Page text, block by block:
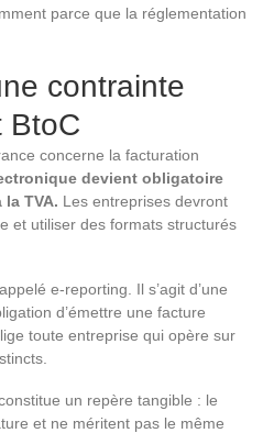
parce que la réglementation
contrainte
BtoC
concerne la facturation
devient obligatoire
TVA. Les entreprises devront
et utiliser des formats structurés
e-reporting. Il s’agit d’une
d’émettre une facture
toute entreprise qui opère sur
un repère tangible : le
et ne méritent pas le même